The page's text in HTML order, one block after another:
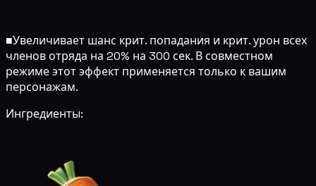
■Увеличивает шанс крит. попадания и крит. урон всех
членов отряда на 20% на 300 сек. В совместном
режиме этот эффект применяется только к вашим
персонажам.
Ингредиенты: